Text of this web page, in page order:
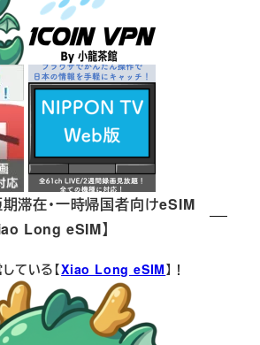
期滞在・一時帰国者向けeSIM
Long eSIM】
ている【Xiao Long eSIM】！